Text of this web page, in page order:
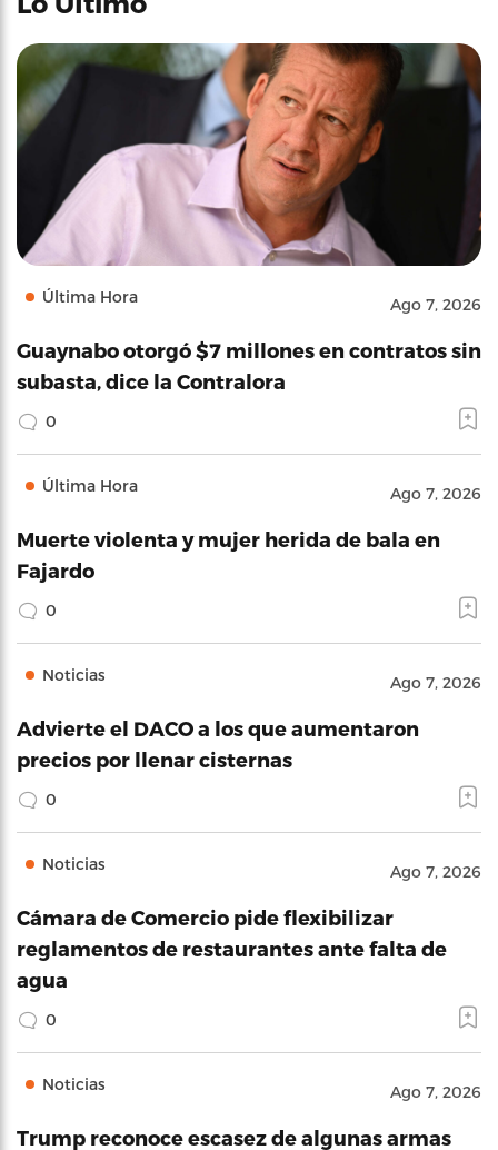
Última Hora Ago 7, 2026
Guaynabo otorgó $7 millones en contratos sin
subasta, dice la Contralora
0
Última Hora Ago 7, 2026
Muerte violenta y mujer herida de bala en
Fajardo
0
Noticias Ago 7, 2026
Advierte el DACO a los que aumentaron
precios por llenar cisternas
0
Noticias Ago 7, 2026
Cámara de Comercio pide flexibilizar
reglamentos de restaurantes ante falta de
agua
0
Noticias Ago 7, 2026
Trump reconoce escasez de algunas armas